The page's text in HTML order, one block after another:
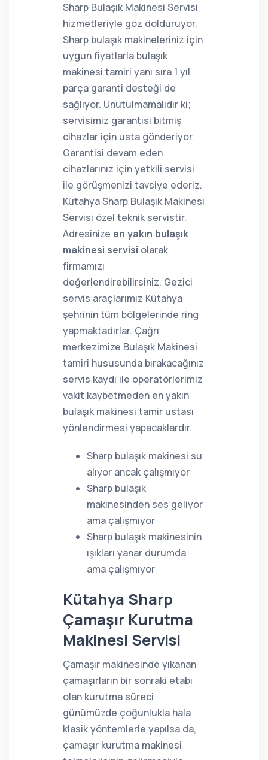
Sharp Bulaşık Makinesi Servisi
hizmetleriyle göz dolduruyor.
Sharp bulaşık makineleriniz için
uygun fiyatlarla bulaşık
makinesi tamiri yanı sıra 1 yıl
parça garanti desteği de
sağlıyor. Unutulmamalıdır ki;
servisimiz garantisi bitmiş
cihazlar için usta gönderiyor.
Garantisi devam eden
cihazlarınız için yetkili servisi
ile görüşmenizi tavsiye ederiz.
Kütahya Sharp Bulaşık Makinesi
Servisi özel teknik servistir.
Adresinize en yakın bulaşık
makinesi servisi olarak
firmamızı
değerlendirebilirsiniz. Gezici
servis araçlarımız Kütahya
şehrinin tüm bölgelerinde ring
yapmaktadırlar. Çağrı
merkezimize Bulaşık Makinesi
tamiri hususunda bırakacağınız
servis kaydı ile operatörlerimiz
vakit kaybetmeden en yakın
bulaşık makinesi tamir ustası
yönlendirmesi yapacaklardır.
Sharp bulaşık makinesi su
alıyor ancak çalışmıyor
Sharp bulaşık
makinesinden ses geliyor
ama çalışmıyor
Sharp bulaşık makinesinin
ışıkları yanar durumda
ama çalışmıyor
Kütahya Sharp
Çamaşır Kurutma
Makinesi Servisi
Çamaşır makinesinde yıkanan
çamaşırların bir sonraki etabı
olan kurutma süreci
günümüzde çoğunlukla hala
klasik yöntemlerle yapılsa da,
çamaşır kurutma makinesi